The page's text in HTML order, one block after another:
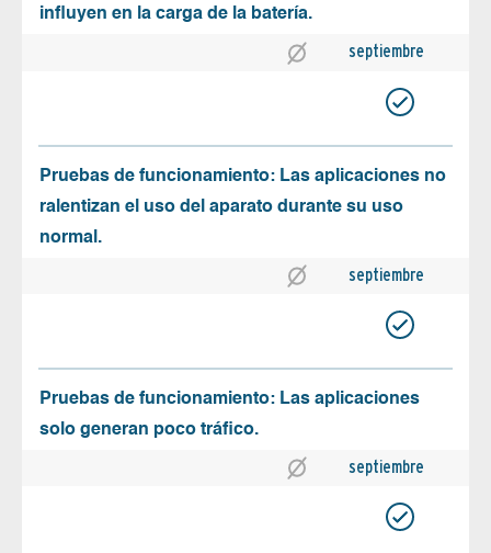
influyen en la carga de la batería.
septiembre
Pruebas de funcionamiento: Las aplicaciones no
ralentizan el uso del aparato durante su uso
normal.
septiembre
Pruebas de funcionamiento: Las aplicaciones
solo generan poco tráfico.
septiembre